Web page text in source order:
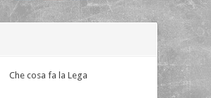
Che cosa fa la Lega